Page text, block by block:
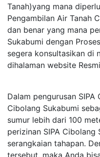
Tanah)yang mana
Pengambilan Air Tanah
dan benar yang mana
Sukabumi dengan
segera konsultasikan di
dihalaman website
Dalam pengurusan SIPA
Cibolang Sukabumi
sumur lebih dari 100
perizinan SIPA Cibolang
serangkaian tahapan.
tersebut, maka Anda